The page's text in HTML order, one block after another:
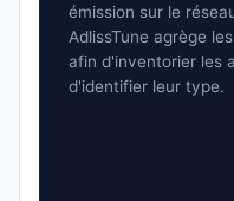
émission sur le
AdlissTune agrège
afin d'inventorier les
d'identifier leur type.